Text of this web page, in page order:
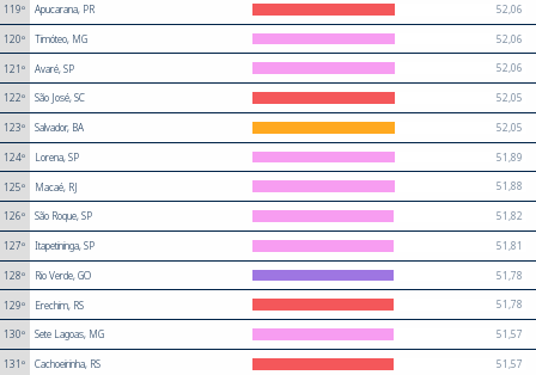
119º Apucarana, PR 52,06
120º Timóteo, MG 52,06
121º Avaré, SP 52,06
122º São José, SC 52,05
123º Salvador, BA 52,05
124º Lorena, SP 51,89
125º Macaé, RJ 51,88
126º São Roque, SP 51,82
127º Itapetininga, SP 51,81
128º Rio Verde, GO 51,78
129º Erechim, RS 51,78
130º Sete Lagoas, MG 51,57
131º Cachoeirinha, RS 51,57